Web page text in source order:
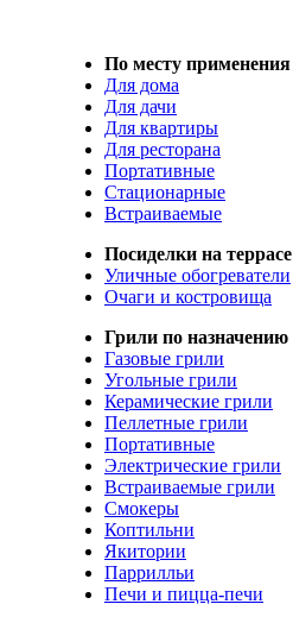
По месту применения
Для дома
Для дачи
Для квартиры
Для ресторана
Портативные
Стационарные
Встраиваемые
Посиделки на террасе
Уличные обогреватели
Очаги и костровища
Грили по назначению
Газовые грили
Угольные грили
Керамические грили
Пеллетные грили
Портативные
Электрические грили
Встраиваемые грили
Смокеры
Коптильни
Якитории
Паррилльи
Печи и пицца-печи